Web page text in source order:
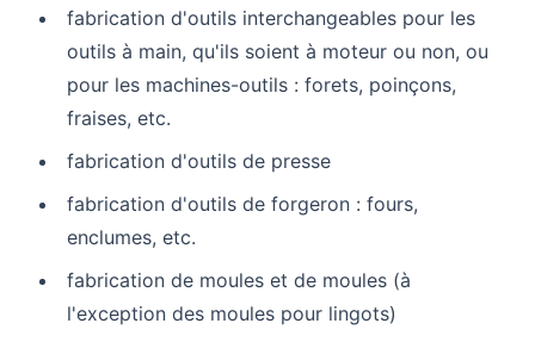
fabrication d'outils interchangeables pour les
outils à main, qu'ils soient à moteur ou non, ou
pour les machines-outils : forets, poinçons,
fraises, etc.
fabrication d'outils de presse
fabrication d'outils de forgeron : fours,
enclumes, etc.
fabrication de moules et de moules (à
l'exception des moules pour lingots)